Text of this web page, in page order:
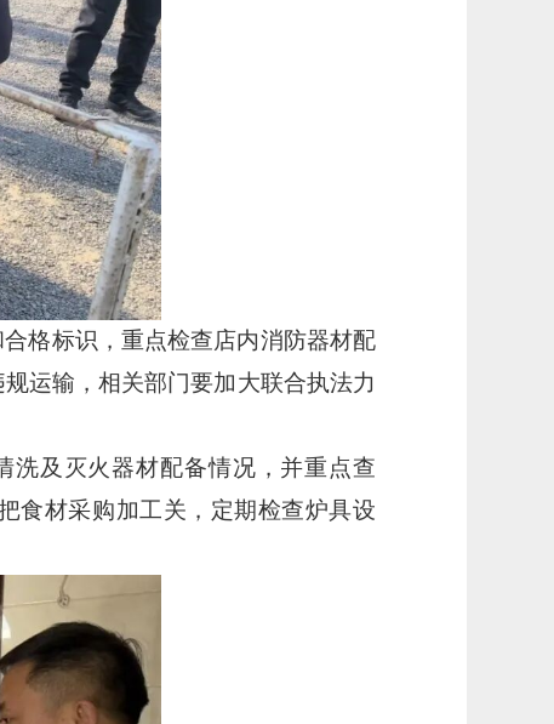
格标识，重点检查店内消防器材配
运输，相关部门要加大联合执法力
洗及灭火器材配备情况，并重点查
食材采购加工关，定期检查炉具设